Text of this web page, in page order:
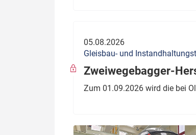
Thema des Monats
Dossier: Generalsanierung
Dossier: ETCS
05.08.2026
Gleisbau- und
Zweiwegebagger-
Zum 01.09.2026 wird die bei